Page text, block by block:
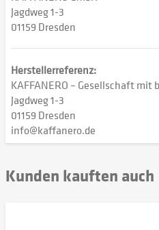
Jagdweg 1-3
01159 Dresden
Herstellerreferenz:
KAFFANERO – Gesellschaft
Jagdweg 1-3
01159 Dresden
info@kaffanero.de
Kunden kauften auch